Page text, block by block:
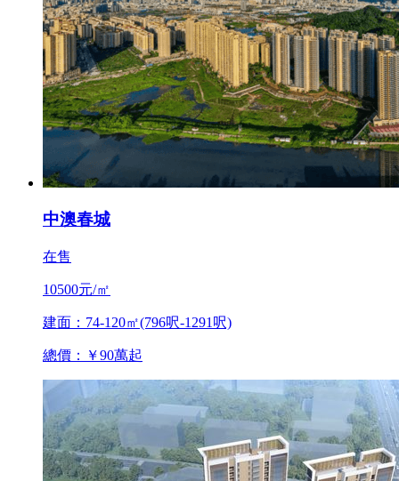
中澳春城
在售
10500元/㎡
建面：74-120㎡(796呎-1291呎)
總價：￥90萬起